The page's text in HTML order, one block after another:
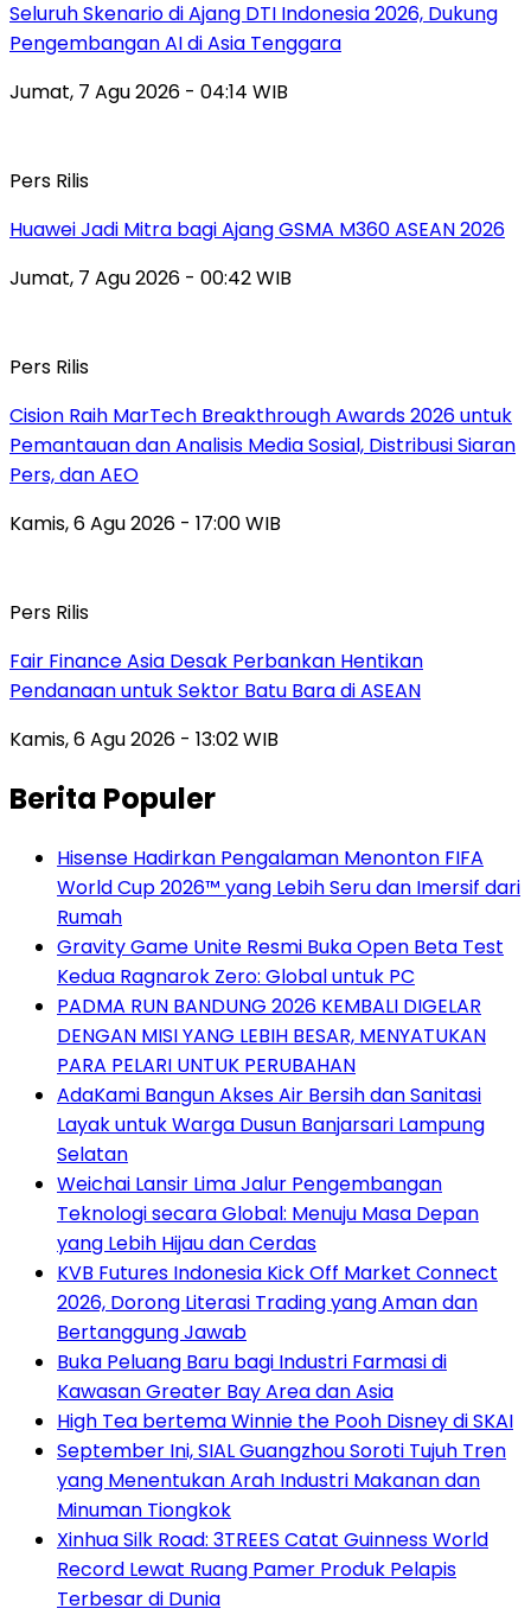
Seluruh Skenario di Ajang DTI Indonesia 2026, Dukung
Pengembangan AI di Asia Tenggara
Jumat, 7 Agu 2026 - 04:14 WIB
Pers Rilis
Huawei Jadi Mitra bagi Ajang GSMA M360 ASEAN 2026
Jumat, 7 Agu 2026 - 00:42 WIB
Pers Rilis
Cision Raih MarTech Breakthrough Awards 2026 untuk
Pemantauan dan Analisis Media Sosial, Distribusi Siaran
Pers, dan AEO
Kamis, 6 Agu 2026 - 17:00 WIB
Pers Rilis
Fair Finance Asia Desak Perbankan Hentikan
Pendanaan untuk Sektor Batu Bara di ASEAN
Kamis, 6 Agu 2026 - 13:02 WIB
Berita Populer
Hisense Hadirkan Pengalaman Menonton FIFA
World Cup 2026™ yang Lebih Seru dan Imersif dari
Rumah
Gravity Game Unite Resmi Buka Open Beta Test
Kedua Ragnarok Zero: Global untuk PC
PADMA RUN BANDUNG 2026 KEMBALI DIGELAR
DENGAN MISI YANG LEBIH BESAR, MENYATUKAN
PARA PELARI UNTUK PERUBAHAN
AdaKami Bangun Akses Air Bersih dan Sanitasi
Layak untuk Warga Dusun Banjarsari Lampung
Selatan
Weichai Lansir Lima Jalur Pengembangan
Teknologi secara Global: Menuju Masa Depan
yang Lebih Hijau dan Cerdas
KVB Futures Indonesia Kick Off Market Connect
2026, Dorong Literasi Trading yang Aman dan
Bertanggung Jawab
Buka Peluang Baru bagi Industri Farmasi di
Kawasan Greater Bay Area dan Asia
High Tea bertema Winnie the Pooh Disney di SKAI
September Ini, SIAL Guangzhou Soroti Tujuh Tren
yang Menentukan Arah Industri Makanan dan
Minuman Tiongkok
Xinhua Silk Road: 3TREES Catat Guinness World
Record Lewat Ruang Pamer Produk Pelapis
Terbesar di Dunia